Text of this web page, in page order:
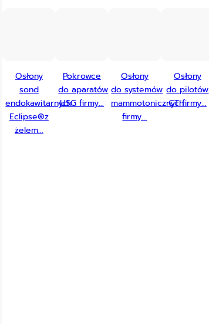
Osłony
sond
endokawitarnych
Eclipse®z
żelem...
Pokrowce
do aparatów
USG firmy...
Osłony
do systemów
mammotonicznych
firmy...
Osłony
do pilotów
CT firmy...